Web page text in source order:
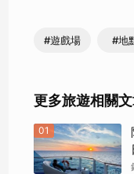
#遊戲場 #地
更多旅遊相關
01